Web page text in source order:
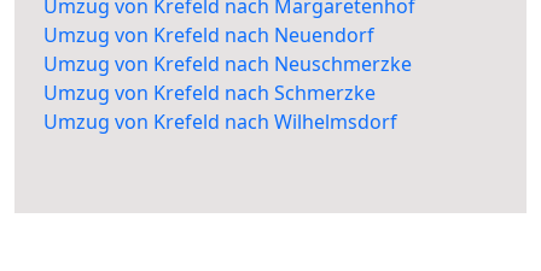
Umzug von Krefeld nach Margaretenhof
Umzug von Krefeld nach Neuendorf
Umzug von Krefeld nach Neuschmerzke
Umzug von Krefeld nach Schmerzke
Umzug von Krefeld nach Wilhelmsdorf